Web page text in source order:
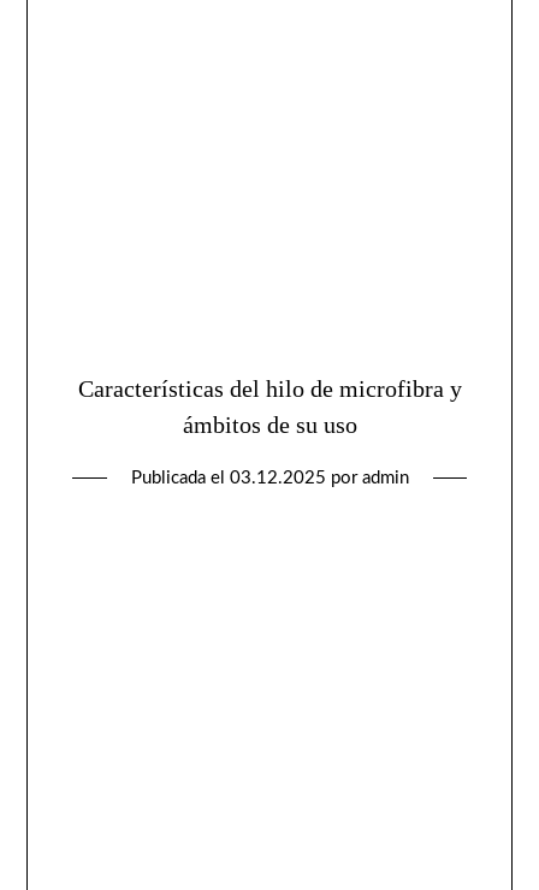
Características del hilo de microfibra y
ámbitos de su uso
Publicada el 03.12.2025 por admin